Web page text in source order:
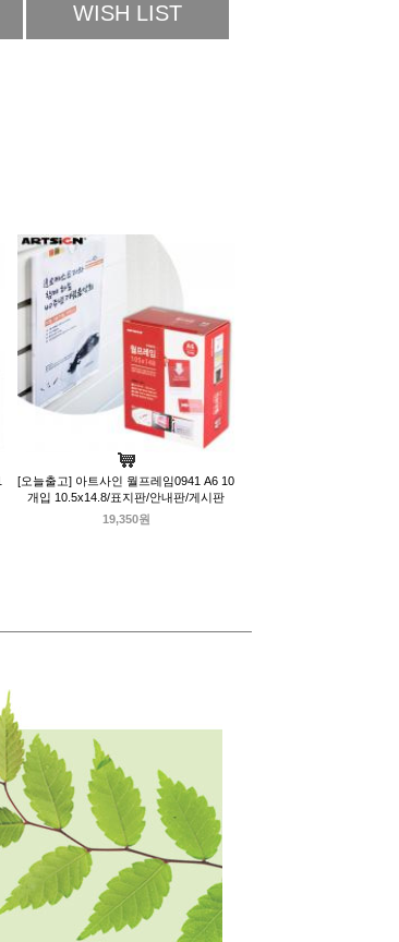
WISH LIST
[오늘출고] 아트사인 월프레임0941 A6 10
개입 10.5x14.8/표지판/안내판/게시판
19,350원